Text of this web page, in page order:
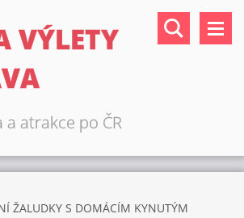
VÝLETY
a atrakce po ČR
ŽALUDKY S DOMÁCÍM KYNUTÝM